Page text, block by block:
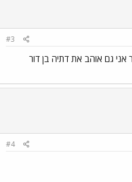
#3
#4